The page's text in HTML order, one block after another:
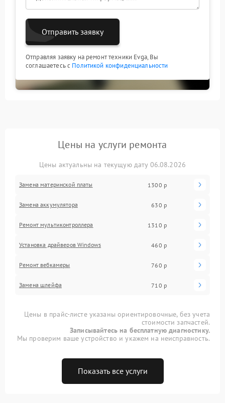
Отправить заявку
Отправляя заявку на ремонт техники Evga, Вы
соглашаетесь с Политикой конфиденциальности
Цены на услуги ремонта
Цены актуальны на текущую дату 06.08.2026
Замена материнской платы 1300 р
Замена аккумулятора 630 р
Ремонт мультиконтроллера 1310 р
Установка драйверов Windows 460 р
Ремонт вебкамеры 760 р
Замена шлейфа 710 р
Цены в прайс-листе указаны ориентировочные, без учета
стоимости запчастей.
Записывайтесь на бесплатную диагностику.
Мы проверим ваше устройство и укажем на неисправность.
Показать все услуги